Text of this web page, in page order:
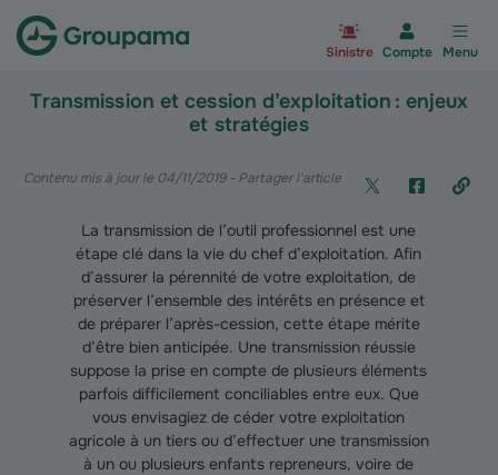
Sinistre Compte Menu
Transmission et cession d’exploitation : enjeux
et stratégies
Contenu mis à jour le 04/11/2019- Partager l'article
La transmission de l’outil professionnel est une
étape clé dans la vie du chef d’exploitation. Afin
d’assurer la pérennité de votre exploitation, de
préserver l’ensemble des intérêts en présence et
de préparer l’après-cession, cette étape mérite
d’être bien anticipée. Une transmission réussie
suppose la prise en compte de plusieurs éléments
parfois difficilement conciliables entre eux. Que
vous envisagiez de céder votre exploitation
agricole à un tiers ou d’effectuer une transmission
à un ou plusieurs enfants repreneurs, voire de